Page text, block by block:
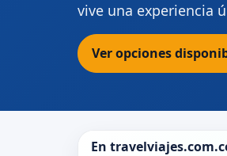
vive una experiencia
Ver opciones
En